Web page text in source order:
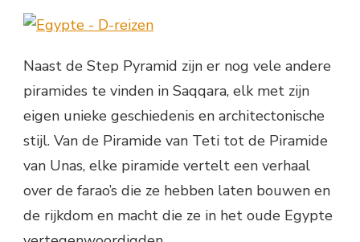
Naast de Step Pyramid zijn er nog vele andere
piramides te vinden in Saqqara, elk met zijn
eigen unieke geschiedenis en architectonische
stijl. Van de Piramide van Teti tot de Piramide
van Unas, elke piramide vertelt een verhaal
over de farao’s die ze hebben laten bouwen en
de rijkdom en macht die ze in het oude Egypte